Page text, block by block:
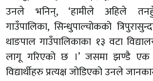
उनले भनिन्, ‘हामीले अहिले
गाउँपालिका, सिन्धुपाल्चोकको
थाङपाल गाउँपालिकाका १३ वटा
लागू गरिएको छ ।’ जसमा झण्डै एक
विद्यार्थीहरु प्रत्यक्ष जोडिएको उनले